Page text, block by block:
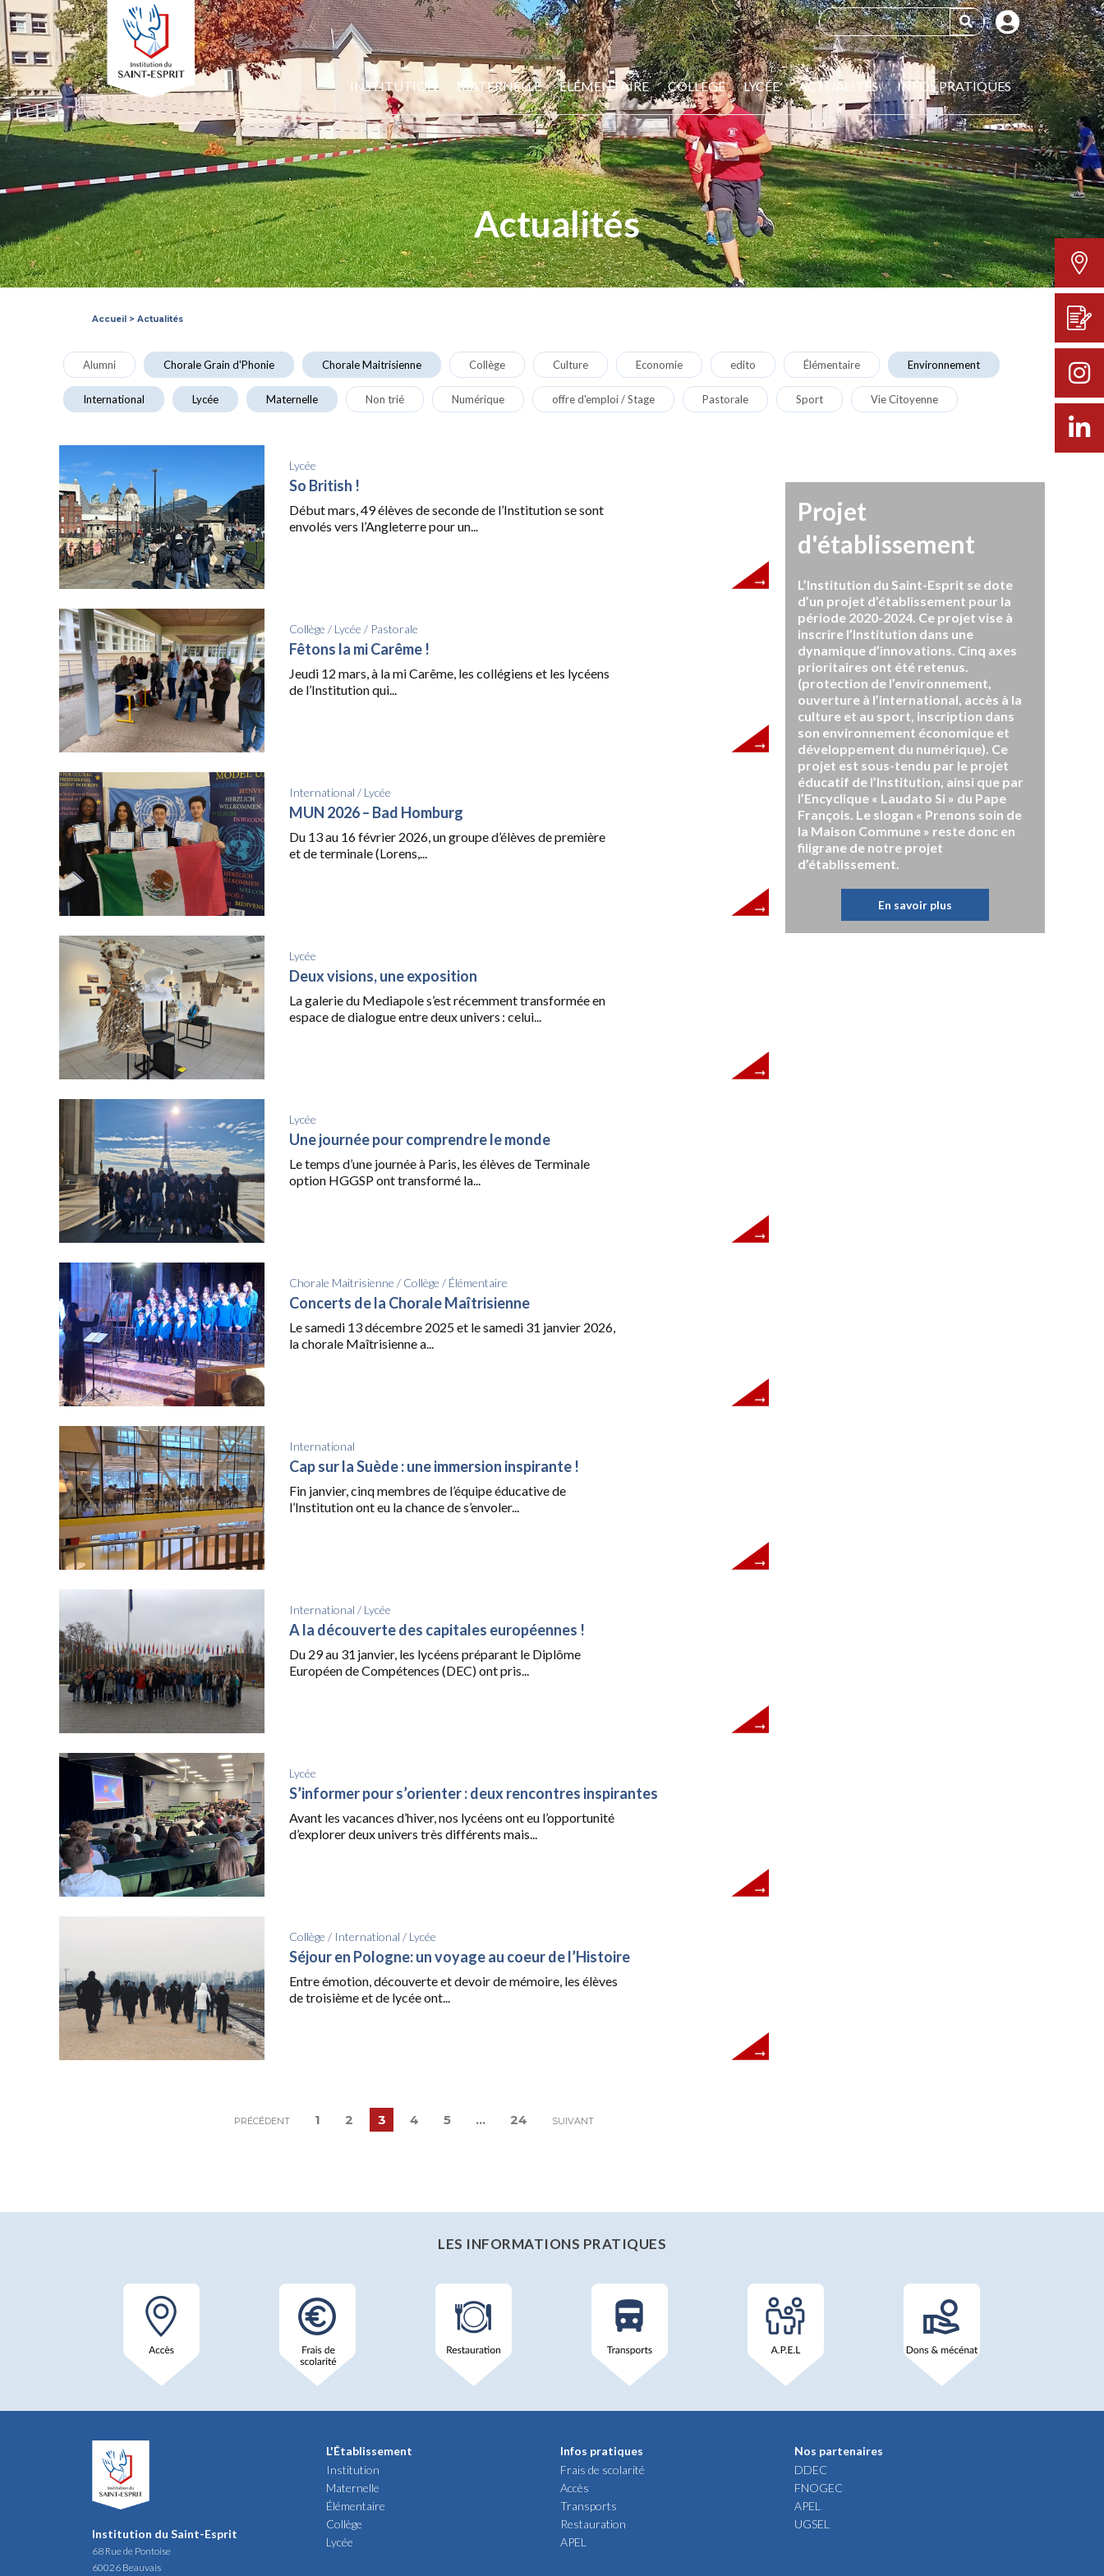
INSTITUTION MATERNELLE ELÉMENTAIRE COLLÈGE LYCÉE ACTUALITÉS INFOS PRATIQUES
Actualités
Accueil > Actualités
Alumni Chorale Grain d'Phonie Chorale Maitrisienne Collège Culture Economie edito Élémentaire Environnement
International Lycée Maternelle Non trié Numérique offre d'emploi / Stage Pastorale Sport Vie Citoyenne
Lycée
So British !
Début mars, 49 élèves de seconde de l’Institution se sont
envolés vers l’Angleterre pour un...
Collège / Lycée / Pastorale
Fêtons la mi Carême !
Jeudi 12 mars, à la mi Carême, les collégiens et les lycéens
de l’Institution qui...
International / Lycée
MUN 2026 – Bad Homburg
Du 13 au 16 février 2026, un groupe d’élèves de première
et de terminale (Lorens,...
Lycée
Deux visions, une exposition
La galerie du Mediapole s’est récemment transformée en
espace de dialogue entre deux univers : celui...
Lycée
Une journée pour comprendre le monde
Le temps d’une journée à Paris, les élèves de Terminale
option HGGSP ont transformé la...
Chorale Maitrisienne / Collège / Élémentaire
Concerts de la Chorale Maîtrisienne
Le samedi 13 décembre 2025 et le samedi 31 janvier 2026,
la chorale Maîtrisienne a...
International
Cap sur la Suède : une immersion inspirante !
Fin janvier, cinq membres de l’équipe éducative de
l’Institution ont eu la chance de s’envoler...
International / Lycée
A la découverte des capitales européennes !
Du 29 au 31 janvier, les lycéens préparant le Diplôme
Européen de Compétences (DEC) ont pris...
Lycée
S’informer pour s’orienter : deux rencontres inspirantes
Avant les vacances d’hiver, nos lycéens ont eu l’opportunité
d’explorer deux univers très différents mais...
Collège / International / Lycée
Séjour en Pologne: un voyage au coeur de l’Histoire
Entre émotion, découverte et devoir de mémoire, les élèves
de troisième et de lycée ont...
PRÉCÉDENT 1 2 3 4 5 … 24 SUIVANT
Projet
d'établissement
L’Institution du Saint-Esprit se dote
d’un projet d’établissement pour la
période 2020-2024. Ce projet vise à
inscrire l’Institution dans une
dynamique d’innovations. Cinq axes
prioritaires ont été retenus.
(protection de l’environnement,
ouverture à l’international, accès à la
culture et au sport, inscription dans
son environnement économique et
développement du numérique). Ce
projet est sous-tendu par le projet
éducatif de l’Institution, ainsi que par
l’Encyclique « Laudato Si » du Pape
François. Le slogan « Prenons soin de
la Maison Commune » reste donc en
filigrane de notre projet
d’établissement.
En savoir plus
LES INFORMATIONS PRATIQUES
Institution du Saint-Esprit
68 Rue de Pontoise
60026 Beauvais
L'Établissement
Institution
Maternelle
Élémentaire
Collège
Lycée
Infos pratiques
Frais de scolarité
Accès
Transports
Restauration
APEL
Nos partenaires
DDEC
FNOGEC
APEL
UGSEL